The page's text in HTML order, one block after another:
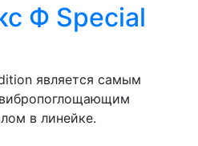
Ф Special
является самым
в линейке.